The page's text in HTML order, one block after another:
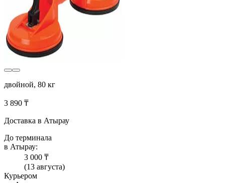
двойной, 80 кг
3 890 ₸
Доставка в Атырау
До терминала
в Атырау:
3 000 ₸
(13 августа)
Курьером